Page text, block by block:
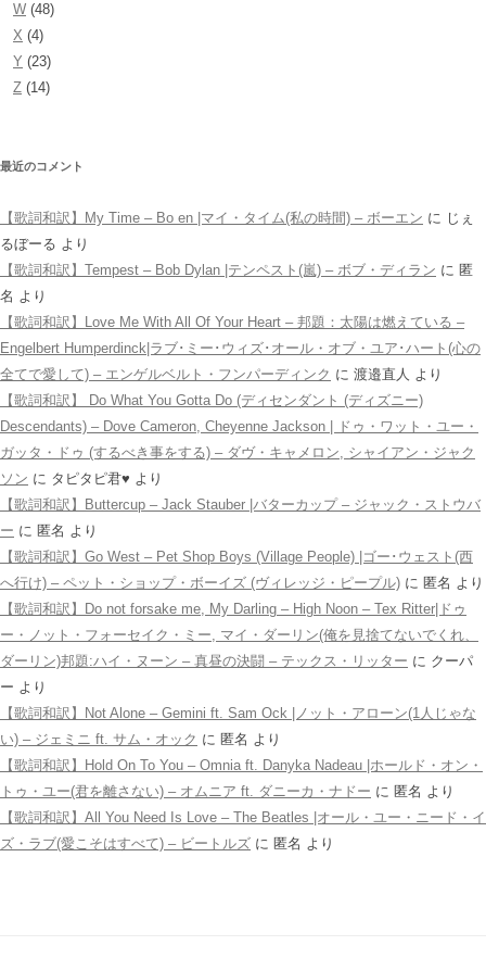
W (48)
X (4)
Y (23)
Z (14)
最近のコメント
【歌詞和訳】My Time – Bo en |マイ・タイム(私の時間) – ボーエン に じぇ
るぼーる より
【歌詞和訳】Tempest – Bob Dylan |テンペスト(嵐) – ボブ・ディラン に 匿
名 より
【歌詞和訳】Love Me With All Of Your Heart – 邦題：太陽は燃えている –
Engelbert Humperdinck|ラブ･ミー･ウィズ･オール・オブ・ユア･ハート(心の
全てで愛して) – エンゲルベルト・フンパーディンク に 渡邉直人 より
【歌詞和訳】 Do What You Gotta Do (ディセンダント (ディズニー)
Descendants) – Dove Cameron, Cheyenne Jackson | ドゥ・ワット・ユー・
ガッタ・ドゥ (するべき事をする) – ダヴ・キャメロン, シャイアン・ジャク
ソン に タピタピ君♥️ より
【歌詞和訳】Buttercup – Jack Stauber |バターカップ – ジャック・ストウバ
ー に 匿名 より
【歌詞和訳】Go West – Pet Shop Boys (Village People) |ゴー･ウェスト(西
へ行け) – ペット・ショップ・ボーイズ (ヴィレッジ・ピープル) に 匿名 より
【歌詞和訳】Do not forsake me, My Darling – High Noon – Tex Ritter|ドゥ
ー・ノット・フォーセイク・ミー, マイ・ダーリン(俺を見捨てないでくれ、
ダーリン)邦題:ハイ・ヌーン – 真昼の決闘 – テックス・リッター に クーパ
ー より
【歌詞和訳】Not Alone – Gemini ft. Sam Ock |ノット・アローン(1人じゃな
い) – ジェミニ ft. サム・オック に 匿名 より
【歌詞和訳】Hold On To You – Omnia ft. Danyka Nadeau |ホールド・オン・
トゥ・ユー(君を離さない) – オムニア ft. ダニーカ・ナドー に 匿名 より
【歌詞和訳】All You Need Is Love – The Beatles |オール・ユー・ニード・イ
ズ・ラブ(愛こそはすべて) – ビートルズ に 匿名 より